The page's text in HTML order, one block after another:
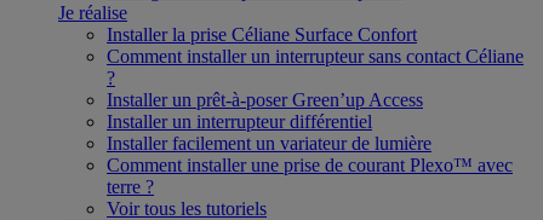
Je réalise
Installer la prise Céliane Surface Confort
Comment installer un interrupteur sans contact Céliane
?
Installer un prêt-à-poser Green’up Access
Installer un interrupteur différentiel
Installer facilement un variateur de lumière
Comment installer une prise de courant Plexo™ avec
terre ?
Voir tous les tutoriels